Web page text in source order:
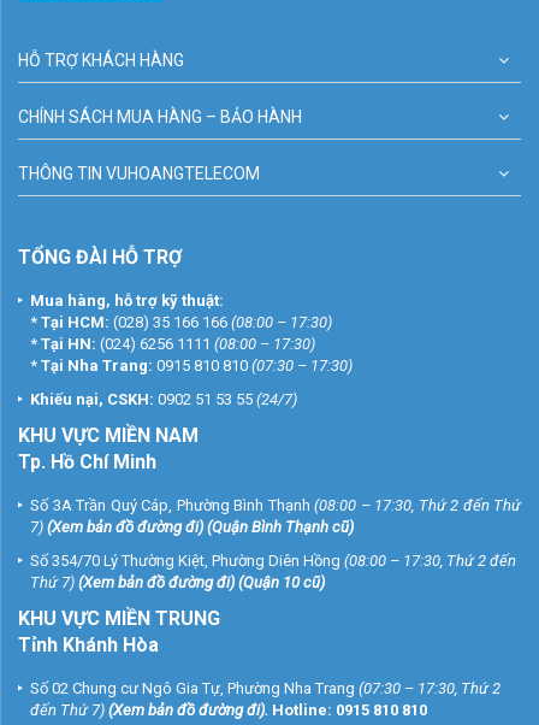
HỖ TRỢ KHÁCH HÀNG
CHÍNH SÁCH MUA HÀNG – BẢO HÀNH
THÔNG TIN VUHOANGTELECOM
TỔNG ĐÀI HỖ TRỢ
Mua hàng, hỗ trợ kỹ thuật:
* Tại HCM: (028) 35 166 166 (08:00 – 17:30)
* Tại HN: (024) 6256 1111 (08:00 – 17:30)
* Tại Nha Trang: 0915 810 810 (07:30 – 17:30)
Khiếu nại, CSKH: 0902 51 53 55 (24/7)
KHU VỰC MIỀN NAM
Tp. Hồ Chí Minh
Số 3A Trần Quý Cáp, Phường Bình Thạnh (08:00 – 17:30, Thứ 2 đến Thứ
7) (Xem bản đồ đường đi) (Quận Bình Thạnh cũ)
Số 354/70 Lý Thường Kiệt, Phường Diên Hồng (08:00 – 17:30, Thứ 2 đến
Thứ 7) (Xem bản đồ đường đi) (Quận 10 cũ)
KHU VỰC MIỀN TRUNG
Tỉnh Khánh Hòa
Số 02 Chung cư Ngô Gia Tự, Phường Nha Trang (07:30 – 17:30, Thứ 2
đến Thứ 7) (Xem bản đồ đường đi). Hotline: 0915 810 810